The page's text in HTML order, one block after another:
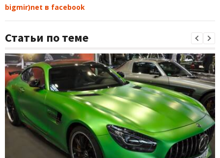
bigmir)net в facebook
Статьи по теме